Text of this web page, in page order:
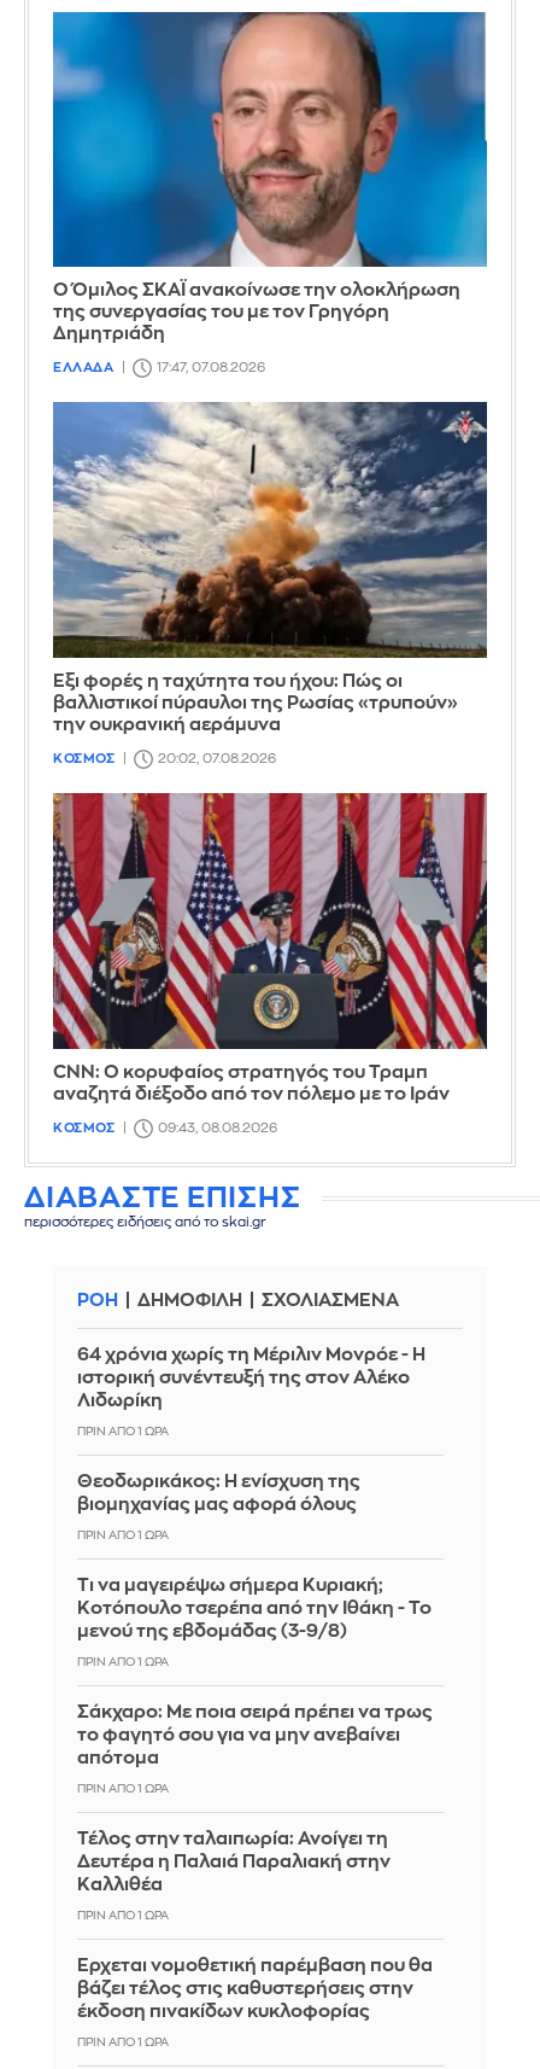
Ο Όμιλος ΣΚΑΪ ανακοίνωσε την ολοκλήρωση
της συνεργασίας του με τον Γρηγόρη
Δημητριάδη
ΕΛΛΑΔΑ 17:47, 07.08.2026
Έξι φορές η ταχύτητα του ήχου: Πώς οι
βαλλιστικοί πύραυλοι της Ρωσίας «τρυπούν»
την ουκρανική αεράμυνα
ΚΟΣΜΟΣ 20:02, 07.08.2026
CNN: Ο κορυφαίος στρατηγός του Τραμπ
αναζητά διέξοδο από τον πόλεμο με το Ιράν
ΚΟΣΜΟΣ 09:43, 08.08.2026
ΔΙΑΒΑΣΤΕ ΕΠΙΣΗΣ
περισσότερες ειδήσεις από το skai.gr
ΡΟΗ ΔΗΜΟΦΙΛΗ ΣΧΟΛΙΑΣΜΕΝΑ
64 χρόνια χωρίς τη Μέριλιν Μονρόε - Η
ιστορική συνέντευξή της στον Αλέκο
Λιδωρίκη
ΠΡΙΝ ΑΠΌ 1 ΏΡΑ
Θεοδωρικάκος: Η ενίσχυση της
βιομηχανίας μας αφορά όλους
ΠΡΙΝ ΑΠΌ 1 ΏΡΑ
Τι να μαγειρέψω σήμερα Κυριακή;
Κοτόπουλο τσερέπα από την Ιθάκη - Το
μενού της εβδομάδας (3-9/8)
ΠΡΙΝ ΑΠΌ 1 ΏΡΑ
Σάκχαρο: Με ποια σειρά πρέπει να τρως
το φαγητό σου για να μην ανεβαίνει
απότομα
ΠΡΙΝ ΑΠΌ 1 ΏΡΑ
Τέλος στην ταλαιπωρία: Ανοίγει τη
Δευτέρα η Παλαιά Παραλιακή στην
Καλλιθέα
ΠΡΙΝ ΑΠΌ 1 ΏΡΑ
Έρχεται νομοθετική παρέμβαση που θα
βάζει τέλος στις καθυστερήσεις στην
έκδοση πινακίδων κυκλοφορίας
ΠΡΙΝ ΑΠΌ 1 ΏΡΑ